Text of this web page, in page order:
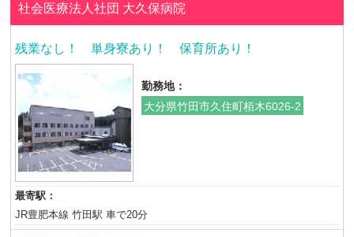
社会医療法人社団 大久保病院
残業なし！ 単身寮あり！ 保育所あり！
勤務地：
大分県竹田市久住町栢木6026-2
最寄駅：
JR豊肥本線 竹田駅 車で20分